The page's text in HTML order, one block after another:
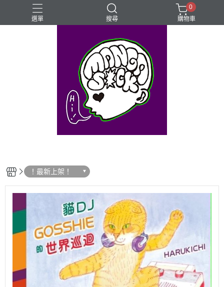
選單 搜尋
⊰⊱꧁LGBTQIA꧂⊰⊱
Mangasick Love
Mangasick出版！(੭•̀ᴗ•̀)
動物 實驗
0
購物車
！最新上架！